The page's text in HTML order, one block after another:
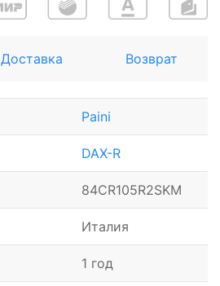
Доставка Возврат
Paini
DAX-R
84CR105R2SKM
Италия
1 год